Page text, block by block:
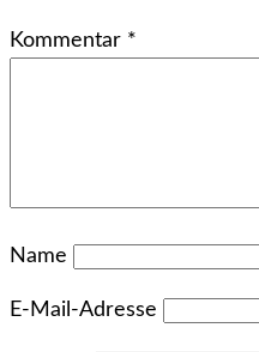
Kommentar *
Name
E-Mail-Adresse